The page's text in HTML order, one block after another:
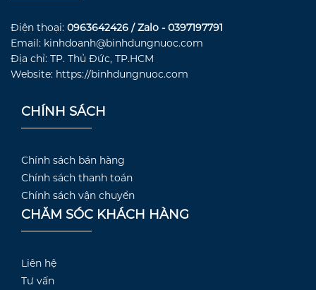
Điện thoại: 0963642426 / Zalo - 0397197791
Email: kinhdoanh@binhdungnuoc.com
Địa chỉ: TP. Thủ Đức, TP.HCM
Website: https://binhdungnuoc.com
CHÍNH SÁCH
Chính sách bán hàng
Chính sách thanh toán
Chính sách vận chuyển
CHĂM SÓC KHÁCH HÀNG
Liên hệ
Tư vấn